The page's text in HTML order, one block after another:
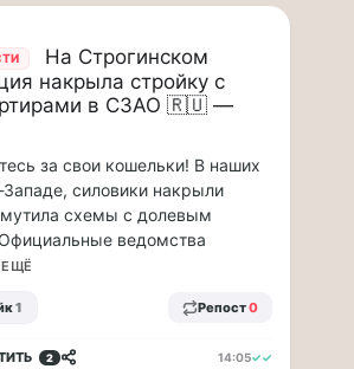
На Строгинском
накрыла стройку с
в СЗАО 🇷🇺 —
за свои кошельки! В наших
силовики накрыли
мутила схемы с долевым
ведомства
ЕЩЁ
1 Репост0
2 14:05✓✓